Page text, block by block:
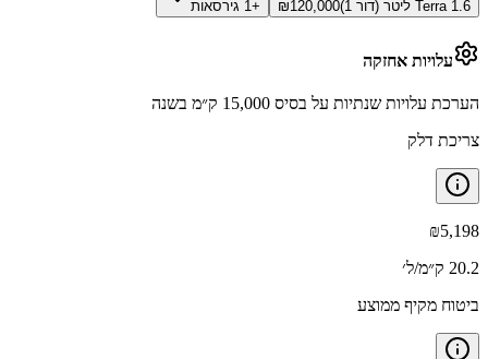
Terra 1.6 ליטר (דור 1) ₪120,000 +1 גירסאות
עלויות אחזקה
הערכת עלויות שנתיות על בסיס 15,000 ק״מ בשנה
צריכת דלק
₪5,198
20.2 ק״מ/ל׳
ביטוח מקיף ממוצע